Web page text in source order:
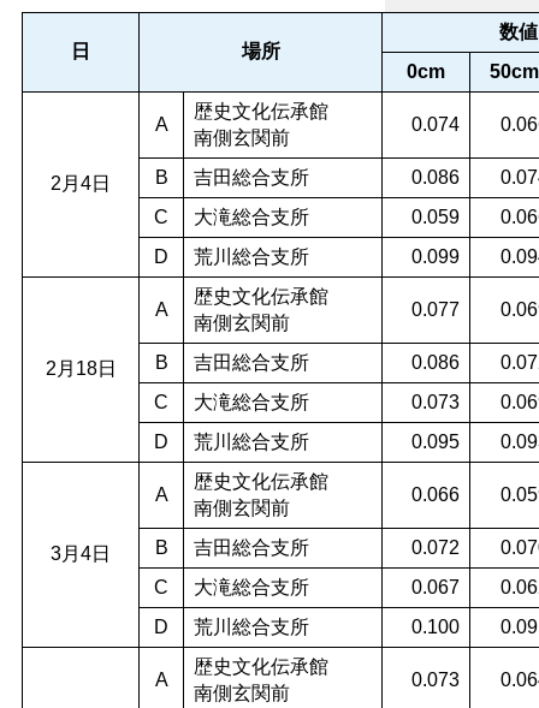
日 場所
数
0cm
50cm
2月4日
A
歴史文化伝承館
南側玄関前
0.074
B 吉田総合支所 0.086
C
大滝総合支所 0.059
D
荒川総合支所 0.099
2月18日
A
歴史文化伝承館
南側玄関前
0.077
B 吉田総合支所 0.086
C
大滝総合支所 0.073
D
荒川総合支所 0.095
3月4日
A
歴史文化伝承館
南側玄関前
0.066
B 吉田総合支所 0.072
C
大滝総合支所 0.067
D
荒川総合支所 0.100
A
歴史文化伝承館
南側玄関前
0.073